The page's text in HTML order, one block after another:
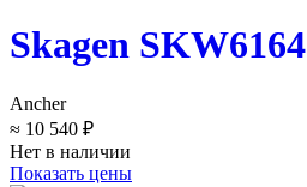
Skagen SKW6164
Ancher
≈ 10 540 ₽
Нет в наличии
Показать цены